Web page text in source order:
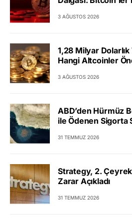
3 AĞUSTOS 2026
1,28 Milyar
Hangi Altcoinler
3 AĞUSTOS 2026
ABD’den Hürmüz
ile Ödenen Sigorta
31 TEMMUZ 2026
Strategy, 2.
Zarar Açıkladı
31 TEMMUZ 2026